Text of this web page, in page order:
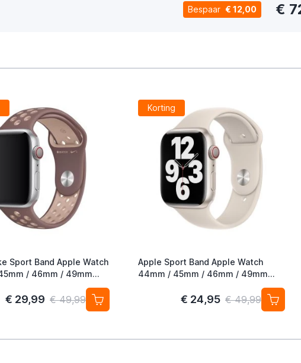
Bespaar € 12,00 €
Sport Band Apple Watch
/ 46mm / 49mm
/ Particle Beige
€ 29,99 € 49,99
Korting
Apple Sport Band Apple Watch
44mm / 45mm / 46mm / 49mm
€ 24,95 € 49,99